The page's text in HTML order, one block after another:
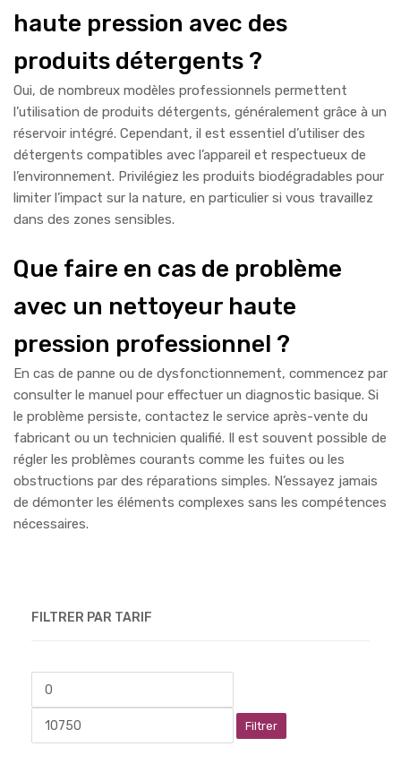
haute pression avec des
produits détergents ?
Oui, de nombreux modèles professionnels permettent
l’utilisation de produits détergents, généralement grâce à un
réservoir intégré. Cependant, il est essentiel d’utiliser des
détergents compatibles avec l’appareil et respectueux de
l’environnement. Privilégiez les produits biodégradables pour
limiter l’impact sur la nature, en particulier si vous travaillez
dans des zones sensibles.
Que faire en cas de problème
avec un nettoyeur haute
pression professionnel ?
En cas de panne ou de dysfonctionnement, commencez par
consulter le manuel pour effectuer un diagnostic basique. Si
le problème persiste, contactez le service après-vente du
fabricant ou un technicien qualifié. Il est souvent possible de
régler les problèmes courants comme les fuites ou les
obstructions par des réparations simples. N’essayez jamais
de démonter les éléments complexes sans les compétences
nécessaires.
FILTRER PAR TARIF
Filtrer